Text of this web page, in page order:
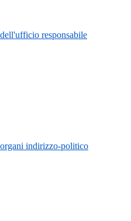
responsabile
indirizzo-politico